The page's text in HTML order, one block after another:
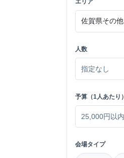
エリア
人数
予算（1人あたり）
会場タイプ